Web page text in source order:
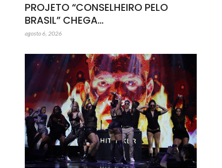
PROJETO “CONSELHEIRO PELO
BRASIL” CHEGA…
agosto 6, 2026